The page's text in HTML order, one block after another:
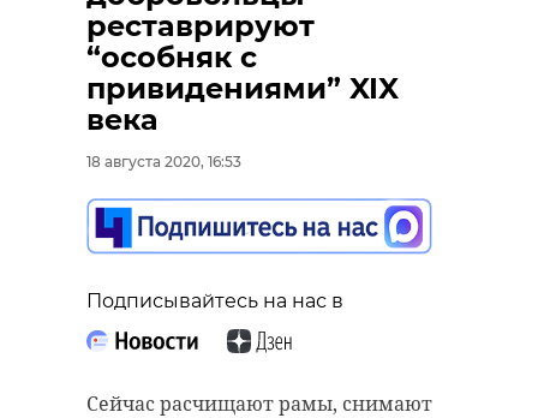
реставрируют
“особняк с
привидениями” XIX
века
18 августа 2020, 16:53
Подписывайтесь на нас в
Сейчас расчищают рамы, снимают